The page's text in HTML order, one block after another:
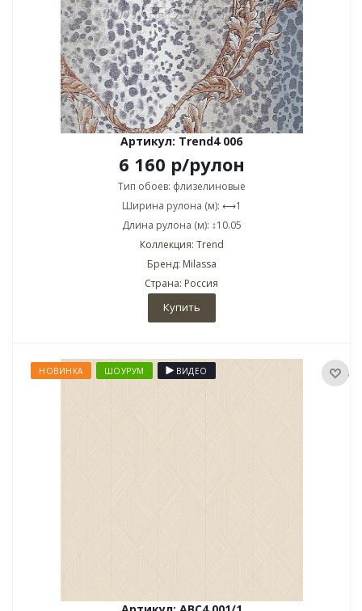
Артикул: Trend4 006
6 160 р/рулон
Тип обоев: флизелиновые
Ширина рулона (м): ⟷1
Длина рулона (м): ↕10.05
Коллекция: Trend
Бренд: Milassa
Страна: Россия
Купить
НОВИНКА ШОУРУМ ВИДЕО